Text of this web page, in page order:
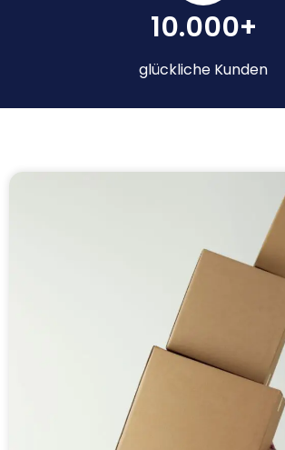
10.000+
glückliche Kunden